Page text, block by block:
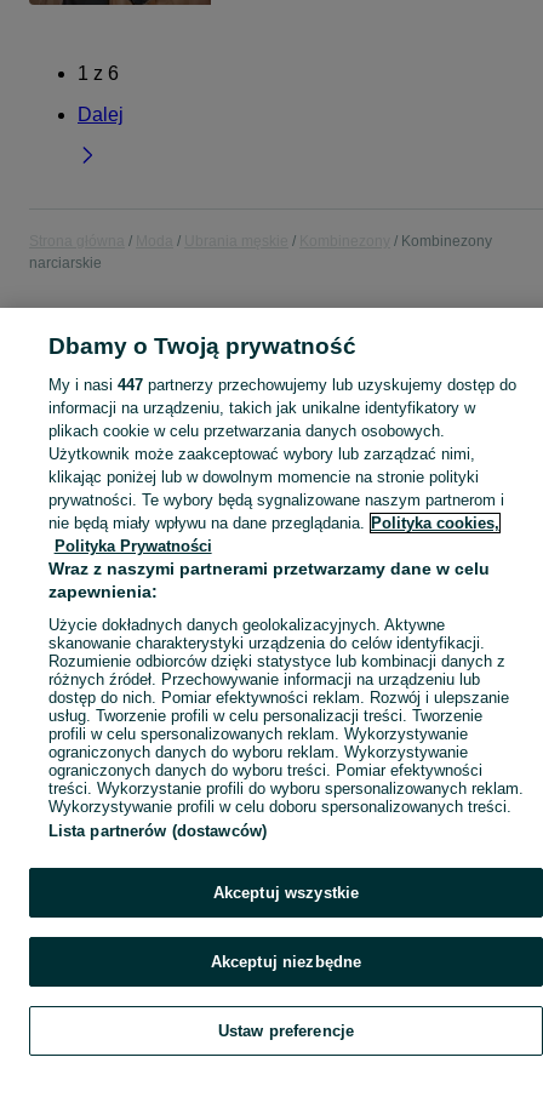
1 z 6
Dalej
Kombinezony
narciarskie
KATEGORIA
Szeroki wybór kombinezonów narciarskich męskich w Polsce ▶️ ocieplane i wodoodporne ✅ Nowe i używane w dobrych cenach ✌ Przeglądaj ogłoszenia na OLX.pl! Zobacz
Mapa kategorii
Mapa miejscowości
Mapa ministron
Szukaj Obserwujesz Dodaj Czat Konto
Dbamy o Twoją prywatność
My i nasi 447partnerzy przechowujemy lub uzyskujemy dostęp do
informacji na urządzeniu, takich jak unikalne identyfikatory w
plikach cookie w celu przetwarzania danych osobowych.
Użytkownik może zaakceptować wybory lub zarządzać nimi,
klikając poniżej lub w dowolnym momencie na stronie polityki
prywatności. Te wybory będą sygnalizowane naszym partnerom i
nie będą miały wpływu na dane przeglądania. Polityka cookies,
Polityka Prywatności
Wraz z naszymi partnerami przetwarzamy dane w celu
zapewnienia:
Użycie dokładnych danych geolokalizacyjnych. Aktywne
skanowanie charakterystyki urządzenia do celów identyfikacji.
Rozumienie odbiorców dzięki statystyce lub kombinacji danych z
różnych źródeł. Przechowywanie informacji na urządzeniu lub
dostęp do nich. Pomiar efektywności reklam. Rozwój i ulepszanie
usług. Tworzenie profili w celu personalizacji treści. Tworzenie
profili w celu spersonalizowanych reklam. Wykorzystywanie
ograniczonych danych do wyboru reklam. Wykorzystywanie
ograniczonych danych do wyboru treści. Pomiar efektywności
treści. Wykorzystanie profili do wyboru spersonalizowanych reklam.
Wykorzystywanie profili w celu doboru spersonalizowanych treści.
Lista partnerów (dostawców)
Akceptuj wszystkie
Akceptuj niezbędne
Ustaw preferencje